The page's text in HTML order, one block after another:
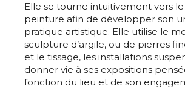
Elle se tourne intuitivement vers le
peinture afin de développer son
pratique artistique. Elle utilise le
sculpture d’argile, ou de pierres
et le tissage, les installations
donner vie à ses expositions
fonction du lieu et de son